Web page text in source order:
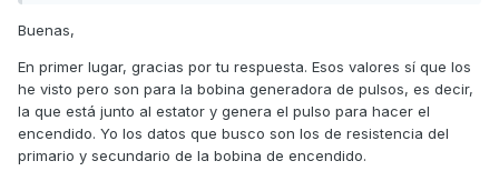
pulsos entre los cables Verde/Blanco y
Estándar: 516Ω (20ºC)
Un saludo
Buenas,
En primer lugar, gracias por tu respuesta. Esos valores sí que los
he visto pero son para la bobina generadora de pulsos, es decir,
la que está junto al estator y genera el pulso para hacer el
encendido. Yo los datos que busco son los de resistencia del
primario y secundario de la bobina de encendido.